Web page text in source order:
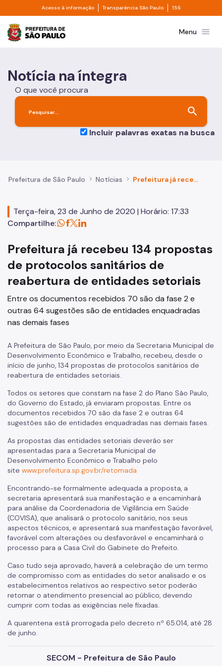
Pular para o Conteúdo principal
Acesso à informação Divisor de acesso à informação
Transparência São Paulo Divisor de
156
Prefeitura de São PauloMenu menu
Notícia na íntegra
O que você procura
search
Incluir palavras exatas na busca
Prefeitura de São Paulo Notícias Prefeitura já recebeu 134 propostas de protocolos sanitários de reabertura de entidades setoriais
Terça-feira, 23 de Junho de 2020 | Horário: 17:33
Compartilhe:
Prefeitura já recebeu 134 propostas
de protocolos sanitários de
reabertura de entidades setoriais
Entre os documentos recebidos 70 são da fase 2 e
outras 64 sugestões são de entidades enquadradas
nas demais fases
A Prefeitura de São Paulo, por meio da Secretaria Municipal de
Desenvolvimento Econômico e Trabalho, recebeu, desde o
início de junho, 134 propostas de protocolos sanitários de
reabertura de entidades setoriais.
Todos os setores que constam na fase 2 do Plano São Paulo,
do Governo do Estado, já enviaram propostas. Entre os
documentos recebidos 70 são da fase 2 e outras 64
sugestões são de entidades enquadradas nas demais fases.
As propostas das entidades setoriais deverão ser
apresentadas para a Secretaria Municipal de
Desenvolvimento Econômico e Trabalho pelo
site www.prefeitura.sp.gov.br/retomada
Encontrando-se formalmente adequada a proposta, a
secretaria apresentará sua manifestação e a encaminhará
para análise da Coordenadoria de Vigilância em Saúde
(COVISA), que analisará o protocolo sanitário, nos seus
aspectos técnicos, e apresentará sua manifestação favorável,
favorável com alterações ou desfavorável e encaminhará o
processo para a Casa Civil do Gabinete do Prefeito.
Caso tudo seja aprovado, haverá a celebração de um termo
de compromisso com as entidades do setor analisado e os
estabelecimentos relativos ao respectivo setor poderão
retomar o atendimento presencial ao público, devendo
cumprir com todas as exigências nele fixadas.
A quarentena está prorrogada pelo decreto nº 65.014, até 28
de junho.
SECOM - Prefeitura de São Paulo